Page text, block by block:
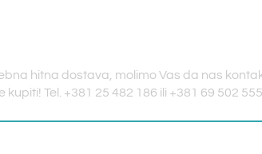
hitna dostava, molimo Vas da nas
Tel. +381 25 482 186 ili +381 69 502